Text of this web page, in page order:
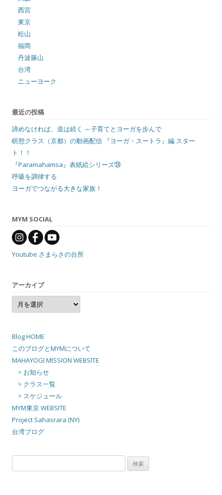
西宮
東京
松山
福岡
丹波篠山
台湾
ニューヨーク
最近の投稿
諦めなければ、道は続く ～子育てとヨーガを歩んで
瞑想クラス（京都）の動画配信 『ヨーガ・スートラ』編 スター
ト！！
『Paramahamsa』表紙絵シリーズ㉔
呼吸を調律する
ヨーガでつながる大きな家族！
MYM SOCIAL
Youtube さまらさの台所
アーカイブ
ア
ー
カ
Blog HOME
このブログとMYMについて
MAHAYOGI MISSION WEBSITE
> お知らせ
> クラス一覧
> スケジュール
MYM東京 WEBSITE
Project Sahasrara (NY)
台湾ブログ
索: